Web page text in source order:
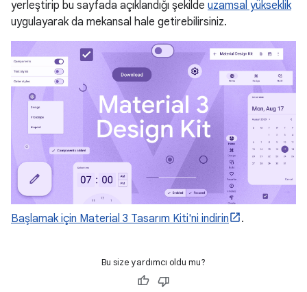
yerleştirip bu sayfada açıklandığı şekilde uzamsal yükseklik
uygulayarak da mekansal hale getirebilirsiniz.
Başlamak için Material 3 Tasarım Kiti'ni indirin .
Bu size yardımcı oldu mu?